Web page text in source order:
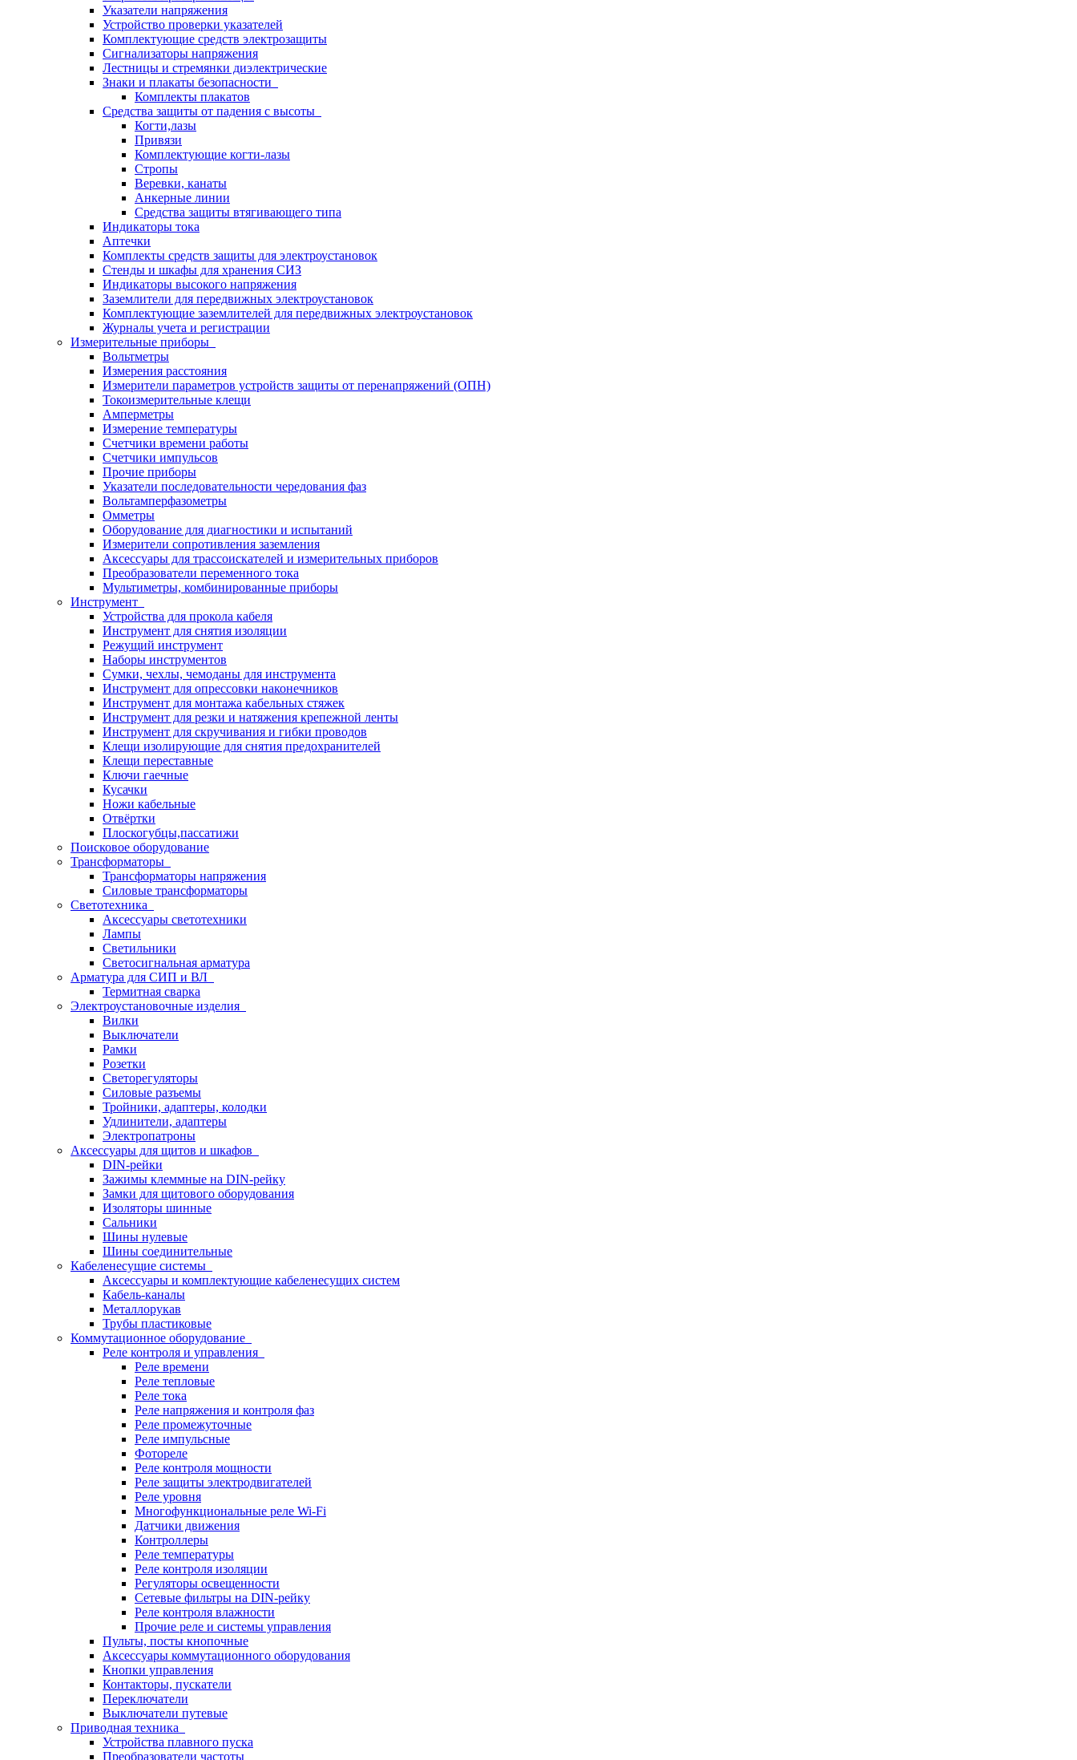
Указатели напряжения
Устройство проверки указателей
Комплектующие средств электрозащиты
Сигнализаторы напряжения
Лестницы и стремянки диэлектрические
Знаки и плакаты безопасности
Комплекты плакатов
Средства защиты от падения с высоты
Когти,лазы
Привязи
Комплектующие когти-лазы
Стропы
Веревки, канаты
Анкерные линии
Средства защиты втягивающего типа
Индикаторы тока
Аптечки
Комплекты средств защиты для электроустановок
Стенды и шкафы для хранения СИЗ
Индикаторы высокого напряжения
Заземлители для передвижных электроустановок
Комплектующие заземлителей для передвижных электроустановок
Журналы учета и регистрации
Измерительные приборы
Вольтметры
Измерения расстояния
Измерители параметров устройств защиты от перенапряжений (ОПН)
Токоизмерительные клещи
Амперметры
Измерение температуры
Счетчики времени работы
Счетчики импульсов
Прочие приборы
Указатели последовательности чередования фаз
Вольтамперфазометры
Омметры
Оборудование для диагностики и испытаний
Измерители сопротивления заземления
Аксессуары для трассоискателей и измерительных приборов
Преобразователи переменного тока
Мультиметры, комбинированные приборы
Инструмент
Устройства для прокола кабеля
Инструмент для снятия изоляции
Режущий инструмент
Наборы инструментов
Сумки, чехлы, чемоданы для инструмента
Инструмент для опрессовки наконечников
Инструмент для монтажа кабельных стяжек
Инструмент для резки и натяжения крепежной ленты
Инструмент для скручивания и гибки проводов
Клещи изолирующие для снятия предохранителей
Клещи переставные
Ключи гаечные
Кусачки
Ножи кабельные
Отвёртки
Плоскогубцы,пассатижи
Поисковое оборудование
Трансформаторы
Трансформаторы напряжения
Силовые трансформаторы
Светотехника
Аксессуары светотехники
Лампы
Светильники
Светосигнальная арматура
Арматура для СИП и ВЛ
Термитная сварка
Электроустановочные изделия
Вилки
Выключатели
Рамки
Розетки
Светорегуляторы
Силовые разъемы
Тройники, адаптеры, колодки
Удлинители, адаптеры
Электропатроны
Аксессуары для щитов и шкафов
DIN-рейки
Зажимы клеммные на DIN-рейку
Замки для щитового оборудования
Изоляторы шинные
Сальники
Шины нулевые
Шины соединительные
Кабеленесущие системы
Аксессуары и комплектующие кабеленесущих систем
Кабель-каналы
Металлорукав
Трубы пластиковые
Коммутационное оборудование
Реле контроля и управления
Реле времени
Реле тепловые
Реле тока
Реле напряжения и контроля фаз
Реле промежуточные
Реле импульсные
Фотореле
Реле контроля мощности
Реле защиты электродвигателей
Реле уровня
Многофункциональные реле Wi-Fi
Датчики движения
Контроллеры
Реле температуры
Реле контроля изоляции
Регуляторы освещенности
Сетевые фильтры на DIN-рейку
Реле контроля влажности
Прочие реле и системы управления
Пульты, посты кнопочные
Аксессуары коммутационного оборудования
Кнопки управления
Контакторы, пускатели
Переключатели
Выключатели путевые
Приводная техника
Устройства плавного пуска
Преобразователи частоты